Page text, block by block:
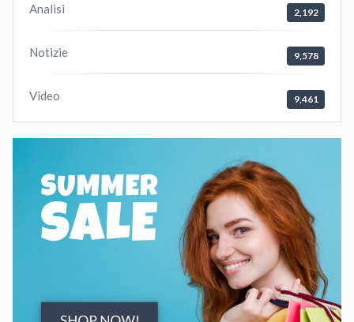
Analisi 2,192
Notizie 9,578
Video 9,461